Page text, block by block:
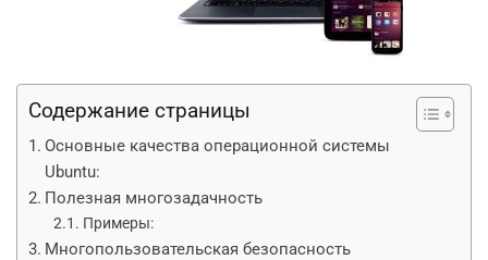
Содержание страницы
Основные качества операционной системы
Ubuntu:
Полезная многозадачность
Примеры:
Многопользовательская безопасность